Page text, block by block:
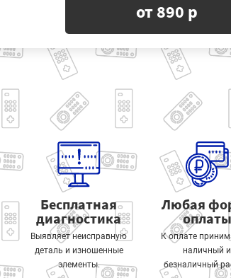
от 890 р
Бесплатная
диагностика
Выявляет неисправную
деталь и изношенные
элементы.
Любая
оплаты
К оплате
наличный и
безналичный